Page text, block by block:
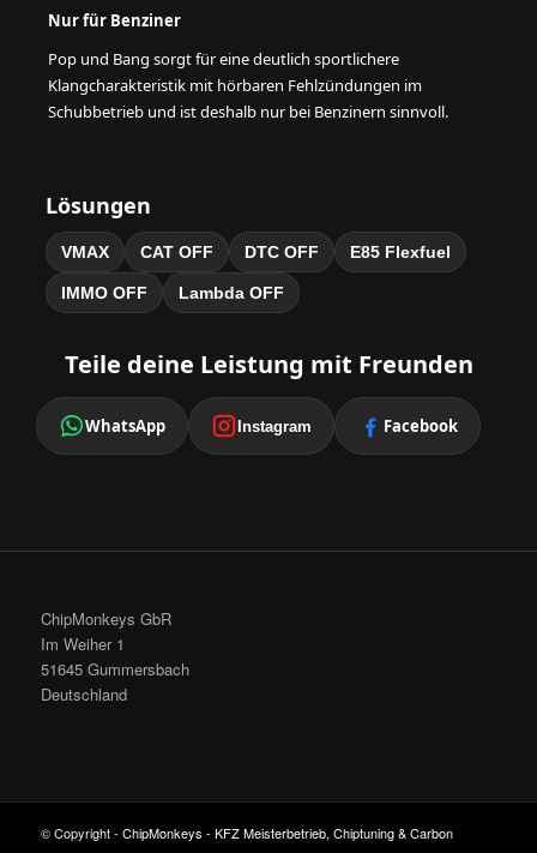
Nur für Benziner
Pop und Bang sorgt für eine deutlich sportlichere
Klangcharakteristik mit hörbaren Fehlzündungen im
Schubbetrieb und ist deshalb nur bei Benzinern sinnvoll.
Lösungen
VMAX CAT OFF DTC OFF E85 Flexfuel
IMMO OFF Lambda OFF
Teile deine Leistung mit Freunden
WhatsApp Instagram Facebook
ChipMonkeys GbR
Im Weiher 1
51645 Gummersbach
Deutschland
© Copyright - ChipMonkeys - KFZ Meisterbetrieb, Chiptuning & Carbon